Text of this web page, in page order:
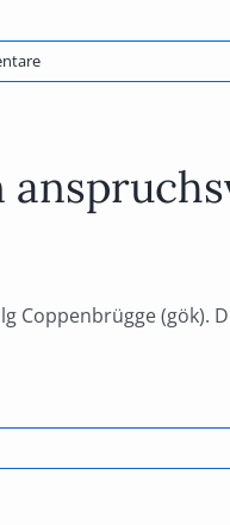
Coppenbrügge (gök).